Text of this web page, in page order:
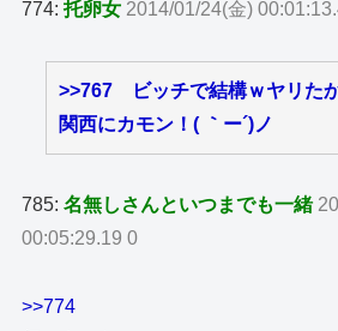
774:托卵女 2014/01/24(金)
>>767 ビッチで結構ｗヤリた
関西にカモン！( ｀ー´)ノ
785:名無しさんといつまでも一緒
00:05:29.19 0
>>774